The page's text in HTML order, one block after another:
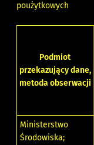
poużytkowych
Podmiot
przekazujący dane,
metoda obserwacji
Ministerstwo
Środowiska;